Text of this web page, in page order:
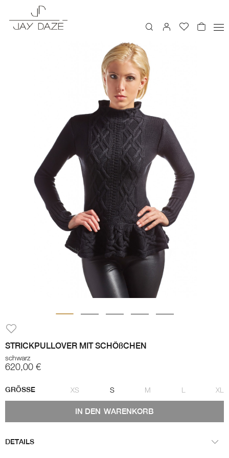
STRICKPULLOVER MIT SCHÖßCHEN
schwarz
620,00 €
GRÖSSE XS S M L XL
IN DEN WARENKORB
DETAILS